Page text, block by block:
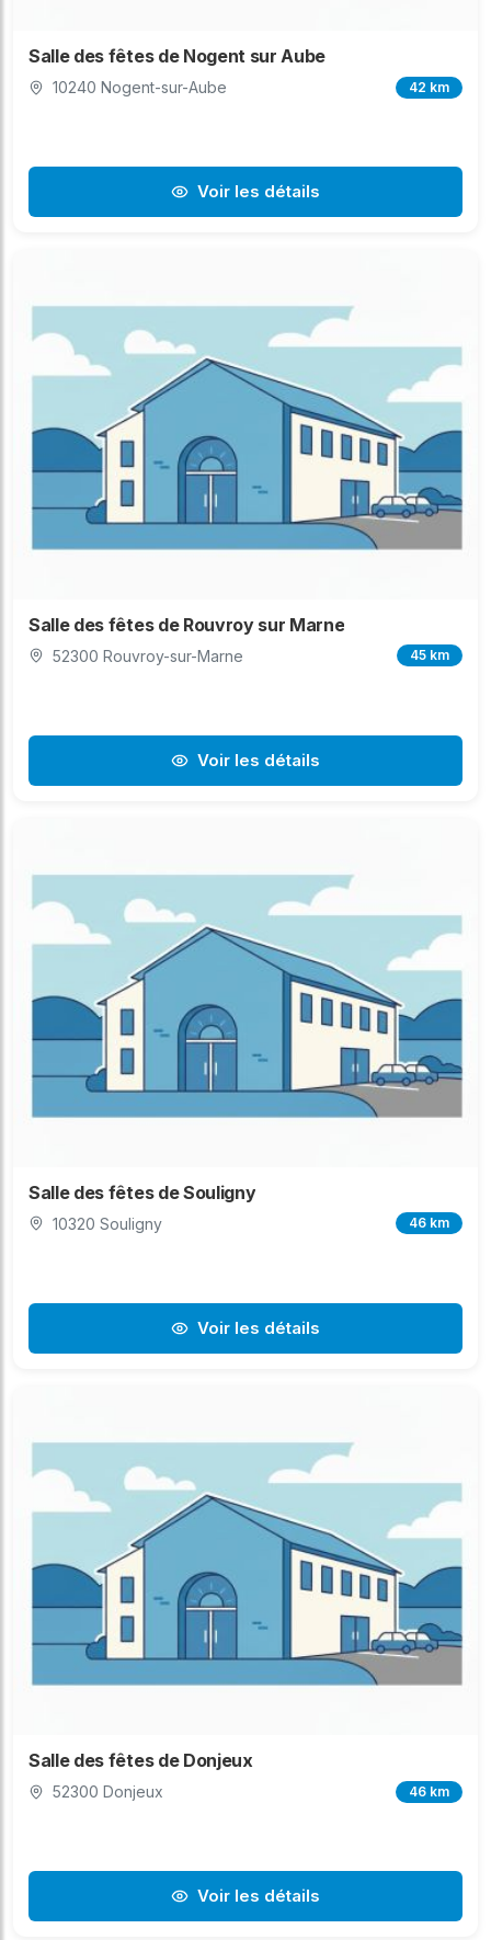
Salle des fêtes de Nogent sur Aube
10240 Nogent-sur-Aube 42 km
Voir les détails
Salle des fêtes de Rouvroy sur Marne
52300 Rouvroy-sur-Marne 45 km
Voir les détails
Salle des fêtes de Souligny
10320 Souligny 46 km
Voir les détails
Salle des fêtes de Donjeux
52300 Donjeux 46 km
Voir les détails